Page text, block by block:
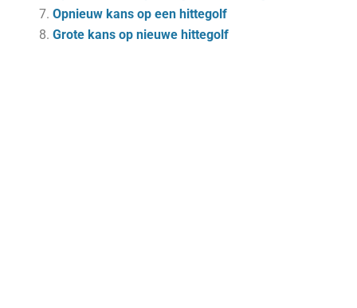
Opnieuw kans op een hittegolf
Grote kans op nieuwe hittegolf